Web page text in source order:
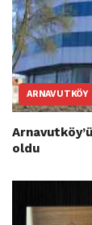
ARNAVUTKÖY
oldu